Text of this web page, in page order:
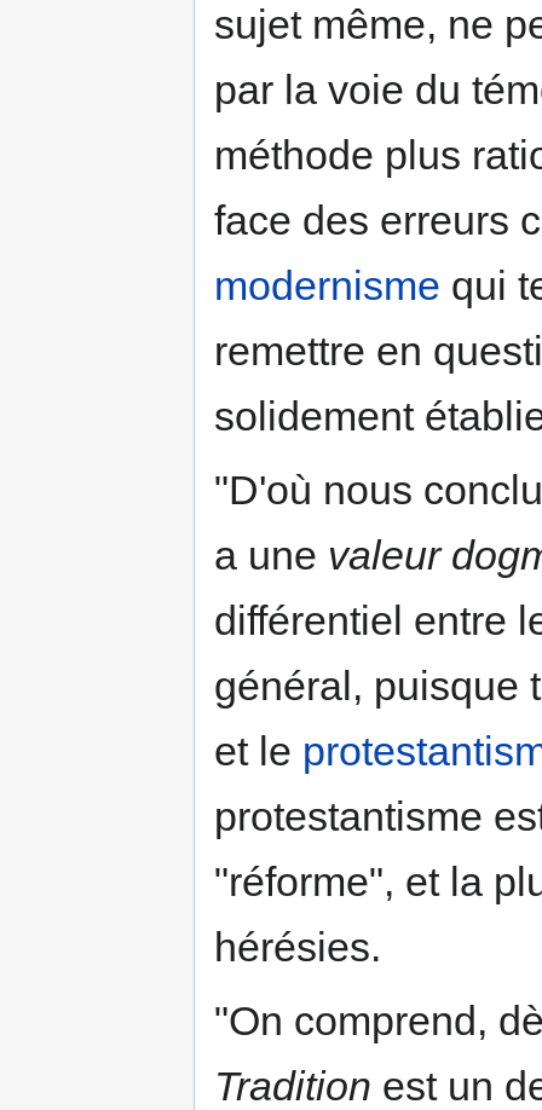
sujet même, ne
par la voie du
méthode plus
face des erreurs
modernisme qui
remettre en
solidement
"D'où nous
a une valeur
différentiel entre
général, puisque
et le
protestantisme
"réforme", et la
hérésies.
"On comprend,
Tradition est un